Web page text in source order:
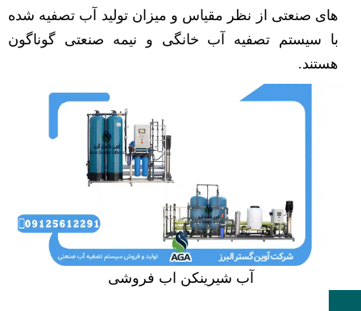
های صنعتی از نظر مقیاس و میزان تولید آب تصفیه شده
با سیستم تصفیه آب خانگی و نیمه صنعتی گوناگون
هستند.
آب شیرینکن اب فروشی